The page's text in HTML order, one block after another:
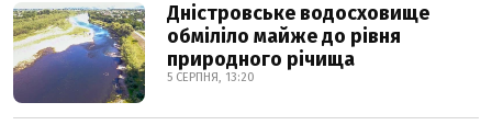
Дністровське водосховище
обміліло майже до рівня
природного річища
5 СЕРПНЯ, 13:20